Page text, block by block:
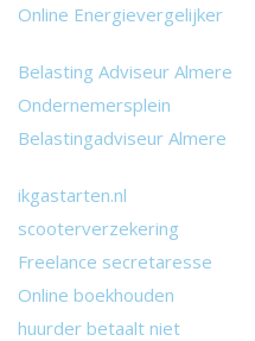
Online Energievergelijker
Belasting Adviseur Almere
Ondernemersplein
Belastingadviseur Almere
ikgastarten.nl
scooterverzekering
Freelance secretaresse
Online boekhouden
huurder betaalt niet